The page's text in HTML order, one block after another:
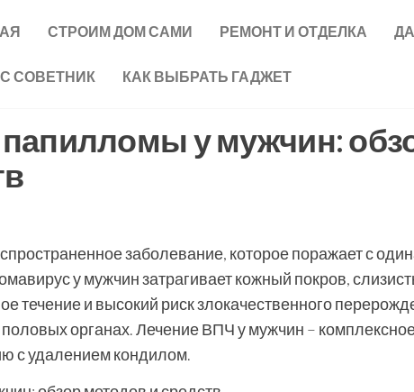
СТРОИМ ДОМ САМИ РЕМОНТ И ОТДЕЛКА
СОВЕТНИК КАК ВЫБРАТЬ ГАДЖЕТ
папилломы у мужчин:
заболевание, которое поражает с
у мужчин затрагивает кожный покров,
течение и высокий риск злокачественного
органах. Лечение ВПЧ у мужчин –
с удалением кондилом.